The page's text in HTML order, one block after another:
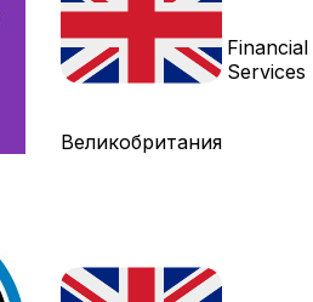
Великобритания
Financial
Services